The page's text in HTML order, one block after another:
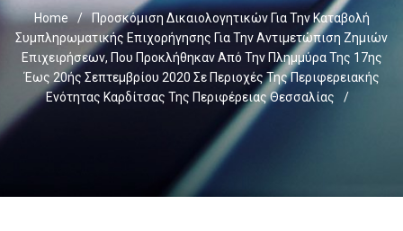
Home /
Προσκόμιση Δικαιολογητικών Για Την Καταβολή
Συμπληρωματικής Επιχορήγησης Για Την Αντιμετώπιση Ζημιών
Επιχειρήσεων, Που Προκλήθηκαν Από Την Πλημμύρα Της 17ης
Έως 20ής Σεπτεμβρίου 2020 Σε Περιοχές Της Περιφερειακής
Ενότητας Καρδίτσας Της Περιφέρειας Θεσσαλίας
/